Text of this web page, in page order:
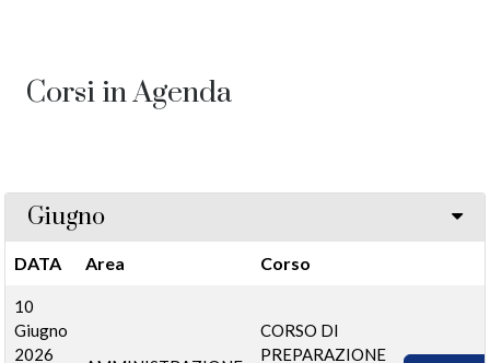
Corsi in Agenda
Giugno
DATA Area Corso
10
Giugno
2026
CORSO DI
PREPARAZIONE